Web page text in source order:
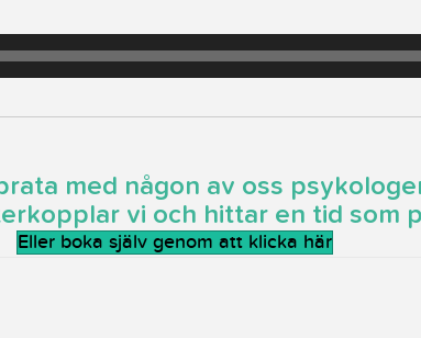
med någon av oss
vi och hittar en tid som
Eller boka själv genom att klicka här